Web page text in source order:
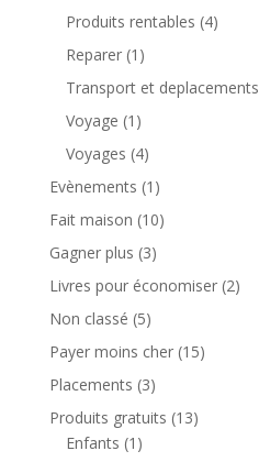
Produits rentables (4)
Reparer(1)
Transport et deplacements
Voyage (1)
Voyages (4)
Evènements (1)
Fait maison (10)
Gagner plus (3)
Livres pour économiser(2)
Non classé (5)
Payer moins cher(15)
Placements (3)
Produits gratuits (13)
Enfants (1)